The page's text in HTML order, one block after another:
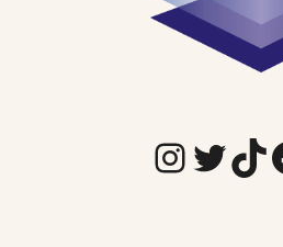
InstagramTwitter TikTok